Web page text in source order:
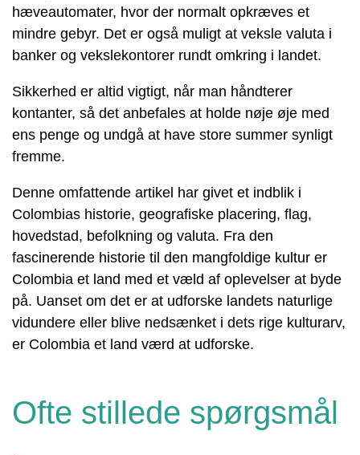
hæveautomater, hvor der normalt opkræves et
mindre gebyr. Det er også muligt at veksle valuta i
banker og vekslekontorer rundt omkring i landet.
Sikkerhed er altid vigtigt, når man håndterer
kontanter, så det anbefales at holde nøje øje med
ens penge og undgå at have store summer synligt
fremme.
Denne omfattende artikel har givet et indblik i
Colombias historie, geografiske placering, flag,
hovedstad, befolkning og valuta. Fra den
fascinerende historie til den mangfoldige kultur er
Colombia et land med et væld af oplevelser at byde
på. Uanset om det er at udforske landets naturlige
vidundere eller blive nedsænket i dets rige kulturarv,
er Colombia et land værd at udforske.
Ofte stillede spørgsmål